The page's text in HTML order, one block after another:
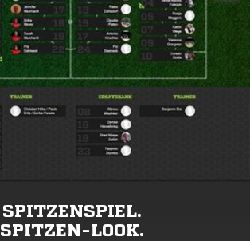
SPITZENSPIEL.
SPITZEN-LOOK.